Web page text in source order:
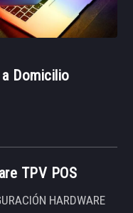
Domicilio
TPV POS
HARDWARE